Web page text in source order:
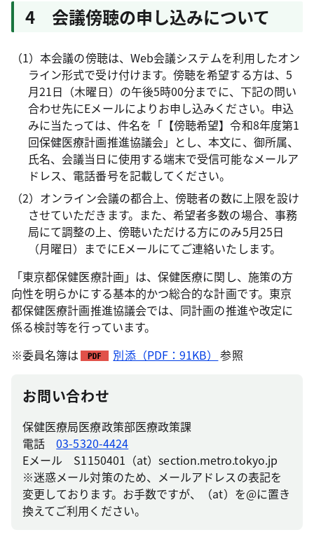
4 会議傍聴の申し込みについて
（1）本会議の傍聴は、Web会議システムを利用したオン
ライン形式で受け付けます。傍聴を希望する方は、5
月21日（木曜日）の午後5時00分までに、下記の問い
合わせ先にEメールによりお申し込みください。申込
みに当たっては、件名を「【傍聴希望】令和8年度第1
回保健医療計画推進協議会」とし、本文に、御所属、
氏名、会議当日に使用する端末で受信可能なメールア
ドレス、電話番号を記載してください。
（2）オンライン会議の都合上、傍聴者の数に上限を設け
させていただきます。また、希望者多数の場合、事務
局にて調整の上、傍聴いただける方にのみ5月25日
（月曜日）までにEメールにてご連絡いたします。
「東京都保健医療計画」は、保健医療に関し、施策の方
向性を明らかにする基本的かつ総合的な計画です。東京
都保健医療計画推進協議会では、同計画の推進や改定に
係る検討等を行っています。
※委員名簿は
別添（PDF：91KB） 参照
お問い合わせ
保健医療局医療政策部医療政策課
電話03-5320-4424
Eメール S1150401（at）section.metro.tokyo.jp
※迷惑メール対策のため、メールアドレスの表記を
変更しております。お手数ですが、（at）を@に置き
換えてご利用ください。